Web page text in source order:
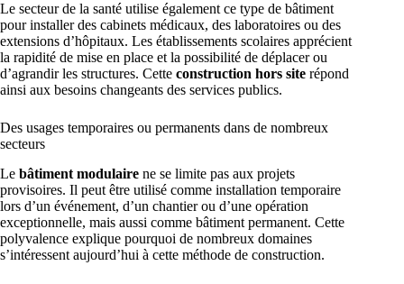
Le secteur de la santé utilise également ce type de bâtiment
pour installer des cabinets médicaux, des laboratoires ou des
extensions d’hôpitaux. Les établissements scolaires apprécient
la rapidité de mise en place et la possibilité de déplacer ou
d’agrandir les structures. Cette construction hors site répond
ainsi aux besoins changeants des services publics.
Des usages temporaires ou permanents dans de nombreux
secteurs
Le bâtiment modulaire ne se limite pas aux projets
provisoires. Il peut être utilisé comme installation temporaire
lors d’un événement, d’un chantier ou d’une opération
exceptionnelle, mais aussi comme bâtiment permanent. Cette
polyvalence explique pourquoi de nombreux domaines
s’intéressent aujourd’hui à cette méthode de construction.